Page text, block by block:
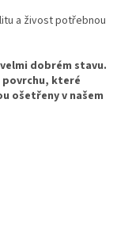
a živost potřebnou
dobrém stavu.
povrchu, které
ošetřeny v našem